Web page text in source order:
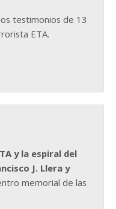
testimonios de 13
ETA.
y la espiral del
J. Llera y
memorial de las